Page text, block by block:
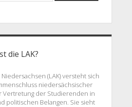
die LAK?
(LAK) versteht sich
niedersächsischer
der Studierenden in
politischen Belangen. Sie sieht